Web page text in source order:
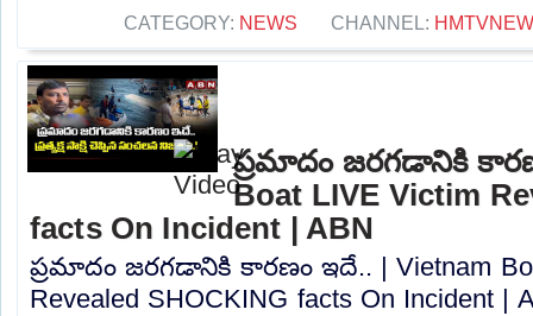
CATEGORY: NEWS CHANNEL:
ప్రమాదం జరగడానికి
Boat LIVE Victim
facts On Incident | ABN
ప్రమాదం జరగడానికి కారణం ఇదే.. | Vietnam
Revealed SHOCKING facts On Incident |